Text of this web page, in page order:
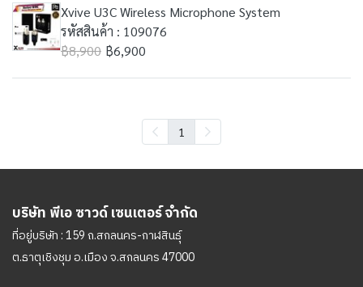
Xvive U3C Wireless Microphone System
รหัสสินค้า : 109076
฿8,900 ฿6,900
1
บริษัท พีเอ ซาวด์ เซนเตอร์ จำกัด
ที่อยู่บริษัท : 159 ถ.สกลนคร-กาฬสินธุ์
ต.ธาตุเชิงชุม อ.เมือง จ.สกลนคร 47000